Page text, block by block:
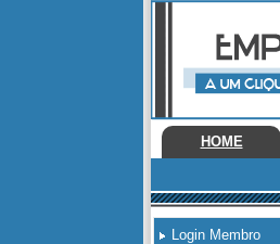
HOME
Login Membro